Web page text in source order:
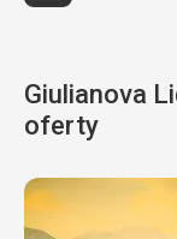
Giulianova
oferty